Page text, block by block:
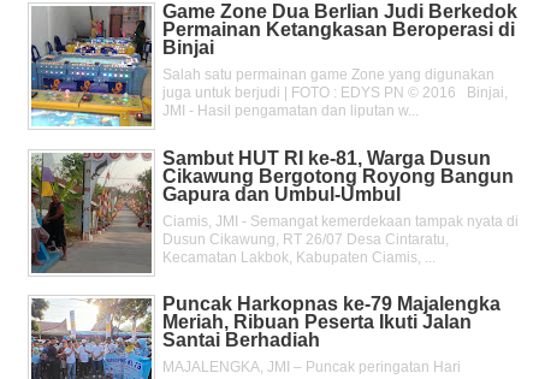
Game Zone Dua Berlian Judi Berkedok
Permainan Ketangkasan Beroperasi di
Binjai
Salah satu permainan game Zone yang digunakan
juga untuk berjudi | FOTO : EDYS PN © 2016 Binjai,
JMI - Hasil pengamatan dan liputan w...
Sambut HUT RI ke-81, Warga Dusun
Cikawung Bergotong Royong Bangun
Gapura dan Umbul-Umbul
Ciamis, JMI - Semangat kemerdekaan tampak nyata di
Dusun Cikawung, RT 26/07 Desa Cintaratu,
Kecamatan Lakbok, Kabupaten Ciamis, ...
Puncak Harkopnas ke-79 Majalengka
Meriah, Ribuan Peserta Ikuti Jalan
Santai Berhadiah
MAJALENGKA, JMI – Puncak peringatan Hari